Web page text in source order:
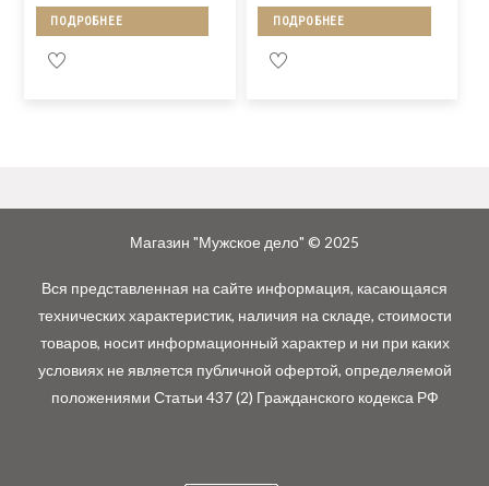
ПОДРОБНЕЕ ПОДРОБНЕЕ
Магазин "Мужское дело" © 2025
Вся представленная на сайте информация, касающаяся
технических характеристик, наличия на складе, стоимости
товаров, носит информационный характер и ни при каких
условиях не является публичной офертой, определяемой
положениями Статьи 437 (2) Гражданского кодекса РФ